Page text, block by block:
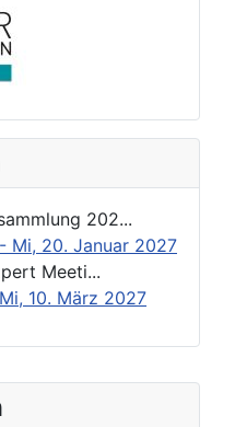
202...
- Mi, 20. Januar 2027
Meeti...
10. März 2027